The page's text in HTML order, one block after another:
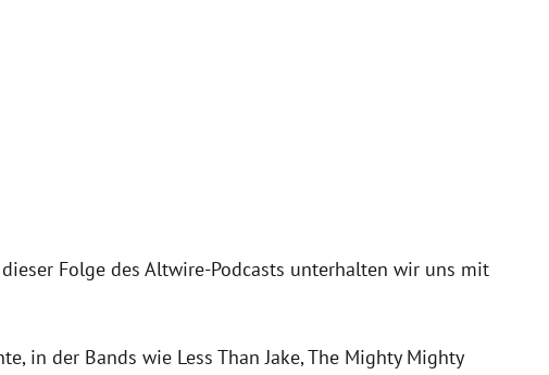
Folge des Altwire-Podcasts unterhalten wir uns mit
in der Bands wie Less Than Jake, The Mighty Mighty